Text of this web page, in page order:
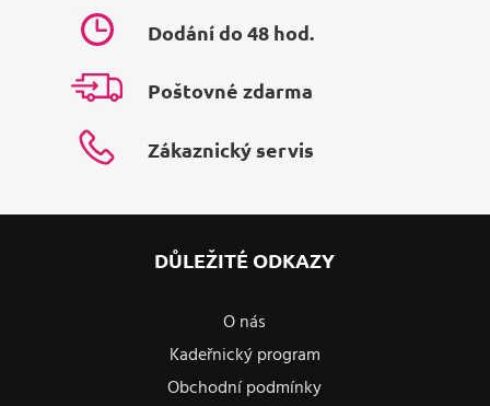
Dodání do 48 hod.
Poštovné zdarma
Zákaznický servis
DŮLEŽITÉ ODKAZY
O nás
Kadeřnický program
Obchodní podmínky